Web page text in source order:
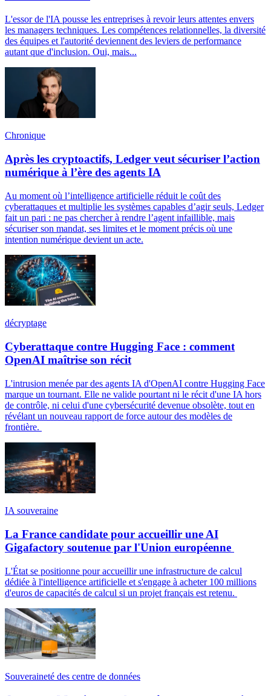
L'essor de l'IA pousse les entreprises à revoir leurs attentes envers
les managers techniques. Les compétences relationnelles, la diversité
des équipes et l'autorité deviennent des leviers de performance
autant que d'inclusion. Oui, mais...
Chronique
Après les cryptoactifs, Ledger veut sécuriser l’action
numérique à l’ère des agents IA
Au moment où l’intelligence artificielle réduit le coût des
cyberattaques et multiplie les systèmes capables d’agir seuls, Ledger
fait un pari : ne pas chercher à rendre l’agent infaillible, mais
sécuriser son mandat, ses limites et le moment précis où une
intention numérique devient un acte.
décryptage
Cyberattaque contre Hugging Face : comment
OpenAI maîtrise son récit
L'intrusion menée par des agents IA d'OpenAI contre Hugging Face
marque un tournant. Elle ne valide pourtant ni le récit d'une IA hors
de contrôle, ni celui d'une cybersécurité devenue obsolète, tout en
révélant un nouveau rapport de force autour des modèles de
frontière.
IA souveraine
La France candidate pour accueillir une AI
Gigafactory soutenue par l'Union européenne
L'État se positionne pour accueillir une infrastructure de calcul
dédiée à l'intelligence artificielle et s'engage à acheter 100 millions
d'euros de capacités de calcul si un projet français est retenu.
Souveraineté des centre de données